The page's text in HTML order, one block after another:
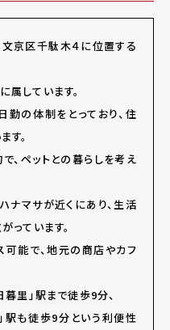
京区千駄木４に位置する
しています。
の体制をとっており、住
す。
、ペットとの暮らしを考え
ナマサが近くにあり、生活
っています。
可能で、地元の商店やカフ
里」駅まで徒歩9分、
駅も徒歩9分という利便性